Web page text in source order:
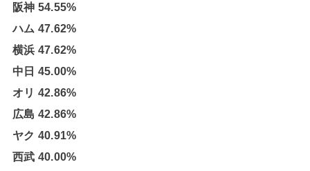
阪神 54.55%
ハム 47.62%
横浜 47.62%
中日 45.00%
オリ 42.86%
広島 42.86%
ヤク 40.91%
西武 40.00%